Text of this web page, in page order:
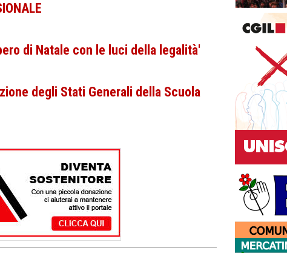
di Natale con le luci della legalità'
degli Stati Generali della Scuola